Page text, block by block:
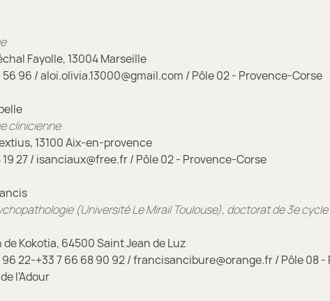
Fayolle, 13004 Marseille
56 96 / aloi.olivia.13000@gmail.com / Pôle 02 - Provence-Corse
clinicienne
13100 Aix-en-provence
19 27 / isanciaux@free.fr / Pôle 02 - Provence-Corse
(Université Le Mirail Toulouse), doctorat de 3e
Kokotia, 64500 Saint Jean de Luz
96 22-+33766 68 90 92 / francisancibure@orange.fr / Pôle 08 -
l'Adour